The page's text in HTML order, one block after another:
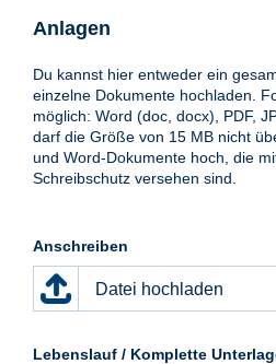
Anlagen
Du kannst hier entweder ein
einzelne Dokumente hochladen.
möglich: Word (doc, docx), PDF,
darf die Größe von 15 MB nicht
und Word-Dokumente hoch, die
Schreibschutz versehen sind.
Anschreiben
Datei hochladen
Lebenslauf / Komplette